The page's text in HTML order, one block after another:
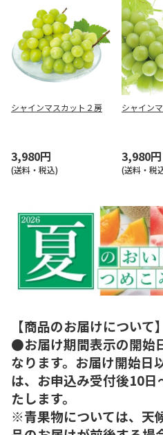
シャインマスカット２房
3,980円
(送料・税込)
シャイン
3,980円
(送料・税
【商品のお届けについて】
●お届け期間表示の開始
なります。お届け開始日
は、お申込み受付後10
たします。
※青果物については、天